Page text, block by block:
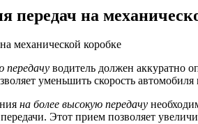
передач на
передачу водитель должен аккуратно
уменьшить скорость
на более высокую передачу
Этот прием позволяет